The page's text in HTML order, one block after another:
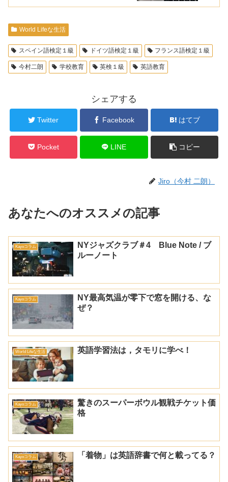
World Lifeな生活
スペイン語検定１級 ドイツ語検定１級 フランス語検定１級
今村二朗 学校教育 英検１級 英語教育
シェアする
Twitter Facebook はてブ
Pocket LINE コピー
Jiro（今村 二朗）
あなたへのオススメの記事
Kayoコラム
NYジャズクラブ＃4 Blue Note / ブ
ルーノート
Kayoコラム
NY最高気温が零下で窓を開ける、な
ぜ？
World Lifeな生活 英語学習法は，タモリに学べ！
Kayoコラム
驚きのスーパーボウル観戦チケット価
格
Kayoコラム 「着物」は英語辞書で何と載ってる？